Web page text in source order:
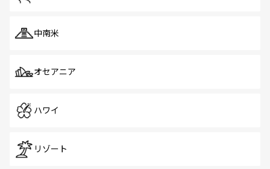
中南米
オセアニア
ハワイ
リゾート